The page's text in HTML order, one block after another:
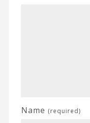
Name (required)